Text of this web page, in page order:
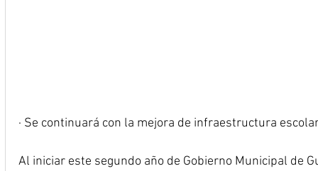
· Se continuará con la mejora de infraestructura
Al iniciar este segundo año de Gobierno Municipal de